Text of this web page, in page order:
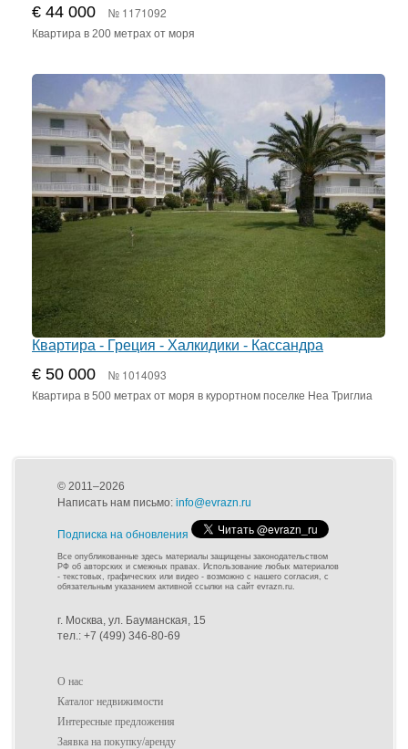
€ 44 000 № 1171092
Квартира в 200 метрах от моря
Квартира - Греция - Халкидики - Кассандра
€ 50 000 № 1014093
Квартира в 500 метрах от моря в курортном поселке Неа Триглиа
© 2011–2026
Написать нам письмо: info@evrazn.ru
Подписка на обновления
Все опубликованные здесь материалы защищены законодательством
РФ об авторских и смежных правах. Использование любых материалов
- текстовых, графических или видео - возможно с нашего согласия, с
обязательным указанием активной ссылки на сайт evrazn.ru.
г. Москва, ул. Бауманская, 15
тел.: +7 (499) 346-80-69
О нас
Каталог недвижимости
Интересные предложения
Заявка на покупку/аренду